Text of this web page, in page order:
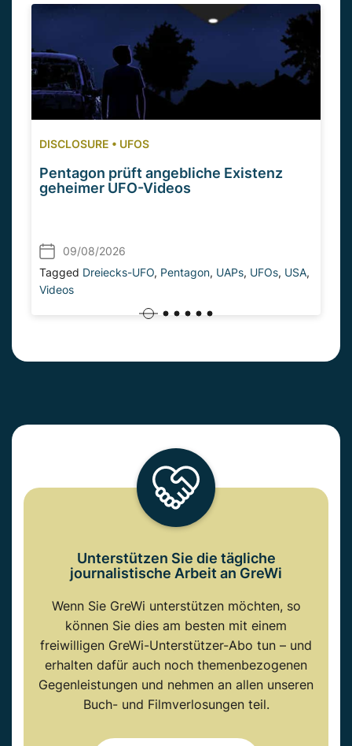
DISCLOSURE • UFOS
Pentagon prüft angebliche Existenz
geheimer UFO-Videos
09/08/2026
Tagged Dreiecks-UFO, Pentagon, UAPs, UFOs, USA,
Videos
Unterstützen Sie die tägliche
journalistische Arbeit an GreWi
Wenn Sie GreWi unterstützen möchten, so
können Sie dies am besten mit einem
freiwilligen GreWi-Unterstützer-Abo tun – und
erhalten dafür auch noch themenbezogenen
Gegenleistungen und nehmen an allen unseren
Buch- und Filmverlosungen teil.